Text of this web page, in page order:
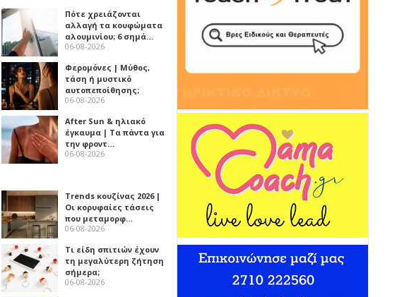
Πότε χρειάζονται
αλλαγή τα κουφώματα
αλουμινίου; 6 σημά…
06-08-2026
Φερομόνες | Μύθος,
τάση ή μυστικό
αυτοπεποίθησης;
06-08-2026
After Sun & ηλιακό
έγκαυμα | Τα πάντα για
την φροντ…
06-08-2026
Trends κουζίνας 2026 |
Οι κορυφαίες τάσεις
που μεταμορφ…
06-08-2026
Τι είδη σπιτιών έχουν
τη μεγαλύτερη ζήτηση
σήμερα;
06-08-2026